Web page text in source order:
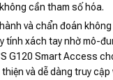
không cần tham số hóa.
và chẩn đoán
tính xách tay nhờ mô-
G120 Smart Access
và dễ dàng truy cập